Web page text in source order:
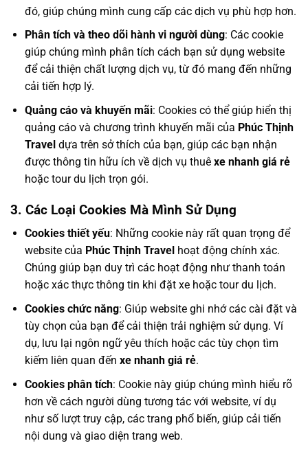
đó, giúp chúng mình cung cấp các dịch vụ phù hợp hơn.
Phân tích và theo dõi hành vi người dùng: Các cookie
giúp chúng mình phân tích cách bạn sử dụng website
để cải thiện chất lượng dịch vụ, từ đó mang đến những
cải tiến hợp lý.
Quảng cáo và khuyến mãi: Cookies có thể giúp hiển thị
quảng cáo và chương trình khuyến mãi của Phúc Thịnh
Traveldựa trên sở thích của bạn, giúp các bạn nhận
được thông tin hữu ích về dịch vụ thuê xe nhanh giá rẻ
hoặc tour du lịch trọn gói.
3. Các Loại Cookies Mà Mình Sử Dụng
Cookies thiết yếu: Những cookie này rất quan trọng để
website của Phúc Thịnh Travel hoạt động chính xác.
Chúng giúp bạn duy trì các hoạt động như thanh toán
hoặc xác thực thông tin khi đặt xe hoặc tour du lịch.
Cookies chức năng: Giúp website ghi nhớ các cài đặt và
tùy chọn của bạn để cải thiện trải nghiệm sử dụng. Ví
dụ, lưu lại ngôn ngữ yêu thích hoặc các tùy chọn tìm
kiếm liên quan đến xe nhanh giá rẻ.
Cookies phân tích: Cookie này giúp chúng mình hiểu rõ
hơn về cách người dùng tương tác với website, ví dụ
như số lượt truy cập, các trang phổ biến, giúp cải tiến
nội dung và giao diện trang web.